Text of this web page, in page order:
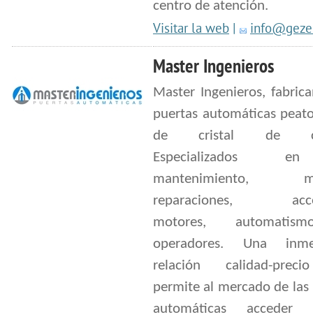
centro de atención.
Visitar la web |
Master Ingenieros
Master Ingenieros,
puertas automáticas
de cristal de
Especializados
mantenimiento,
reparaciones,
motores,
operadores. Una
relación calidad-
permite al mercado de las
automáticas